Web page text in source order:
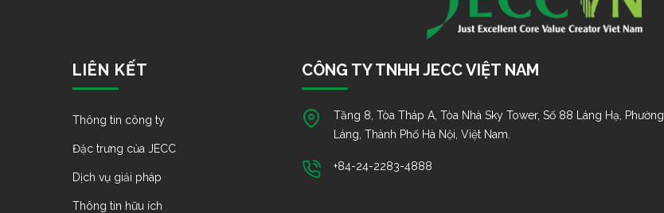
LIÊN KẾT
Thông tin công ty
Đặc trưng của JECC
Dịch vụ giải pháp
Thông tin hữu ích
CÔNG TY TNHH JECC VIỆT NAM
Tầng 8, Tòa Tháp A, Tòa Nhà Sky Tower, Số 88 Láng Hạ, Phường
Láng, Thành Phố Hà Nội, Việt Nam.
+84-24-2283-4888